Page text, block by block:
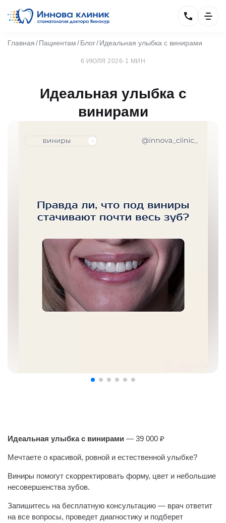
Главная Пациентам Блог Идеальная улыбка с винирами
6 ИЮЛЯ 2026· 1 МИН
Идеальная улыбка с
винирами
Идеальная улыбка с винирами — 39 000 ₽
Мечтаете о красивой, ровной и естественной улыбке?
Виниры помогут скорректировать форму, цвет и небольшие
несовершенства зубов.
Запишитесь на бесплатную консультацию — врач ответит
на все вопросы, проведет диагностику и подберет